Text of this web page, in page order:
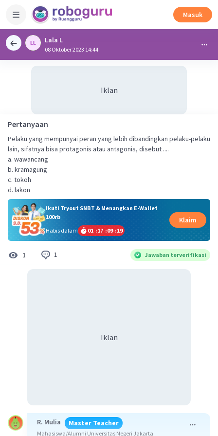
Masuk
Lala L
08 Oktober 2023 14:44
Iklan
Pertanyaan
Pelaku yang mempunyai peran yang lebih dibandingkan pelaku-pelaku
lain, sifatnya bisa protagonis atau antagonis, disebut ....
a. wawancang
b. kramagung
c. tokoh
d. lakon
Ikuti Tryout SNBT & Menangkan E-Wallet
100rb
Habis dalam
01 :17 :09 :19
Klaim
1 1 Jawaban terverifikasi
Iklan
R. Mulia Master Teacher
Mahasiswa/Alumni Universitas Negeri Jakarta